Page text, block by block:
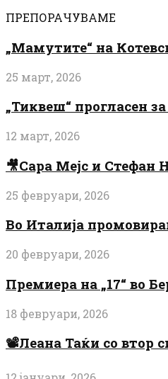
ПРЕПОРАЧУВАМЕ
„Мамутите“ на
25 март, 2026
„Тиквеш“ прогласен
12 март, 2026
🎥Сара Мејс и Стефан
25 февруари, 2026
Во Италија
20 февруари, 2026
Премиера на „17“ во
18 февруари, 2026
📽️Леана Таќи со втор